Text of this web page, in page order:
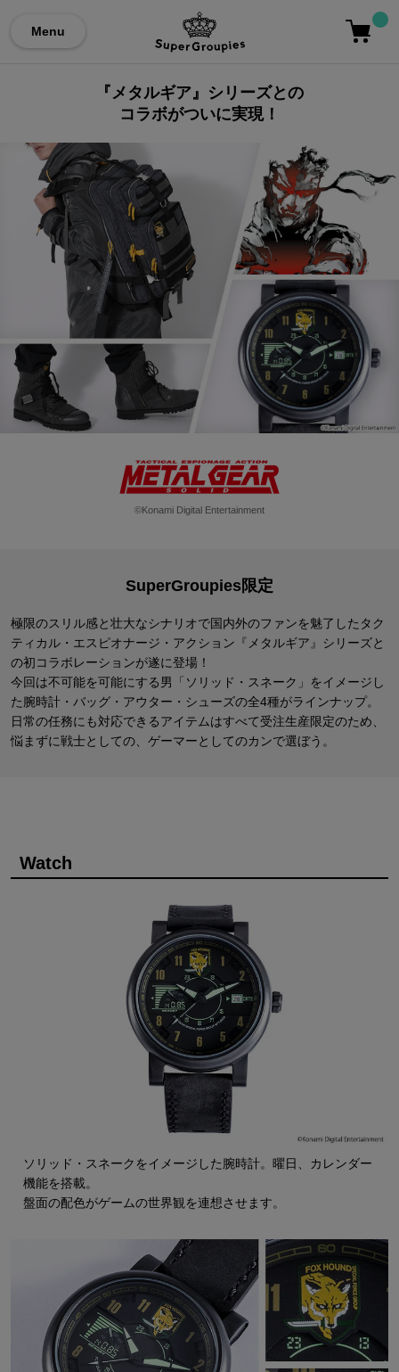
Menu
『メタルギア』シリーズとの
コラボがついに実現！
©Konami Digital Entertainment
SuperGroupies限定
極限のスリル感と壮大なシナリオで国内外のファンを魅了した タク
ティカル・エスピオナージ・アクション『メタルギア』シリーズと
の初コラボレーションが遂に登場！
今回は不可能を可能にする男「ソリッド・スネーク」をイメージし
た腕時計・バッグ・アウター・シューズの全4種がラインナップ。
日常の任務にも対応できるアイテムはすべて受注生産限定のため、
悩まずに戦士としての、ゲーマーとしてのカンで選ぼう。
Watch
ソリッド・スネークをイメージした腕時計。曜日、カレンダー
機能を搭載。
盤面の配色がゲームの世界観を連想させます。